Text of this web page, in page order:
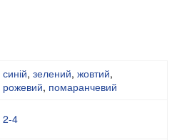
синій, зелений, жовтий,
рожевий, помаранчевий
2-4